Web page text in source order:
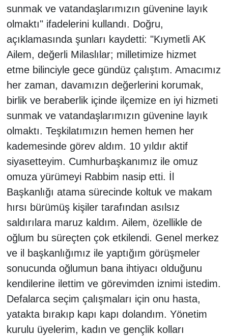
sunmak ve vatandaşlarımızın güvenine layık
olmaktı" ifadelerini kullandı. Doğru,
açıklamasında şunları kaydetti: "Kıymetli AK
Ailem, değerli Milaslılar; milletimize hizmet
etme bilinciyle gece gündüz çalıştım. Amacımız
her zaman, davamızın değerlerini korumak,
birlik ve beraberlik içinde ilçemize en iyi hizmeti
sunmak ve vatandaşlarımızın güvenine layık
olmaktı. Teşkilatımızın hemen hemen her
kademesinde görev aldım. 10 yıldır aktif
siyasetteyim. Cumhurbaşkanımız ile omuz
omuza yürümeyi Rabbim nasip etti. İl
Başkanlığı atama sürecinde koltuk ve makam
hırsı bürümüş kişiler tarafından asılsız
saldırılara maruz kaldım. Ailem, özellikle de
oğlum bu süreçten çok etkilendi. Genel merkez
ve il başkanlığımız ile yaptığım görüşmeler
sonucunda oğlumun bana ihtiyacı olduğunu
kendilerine ilettim ve görevimden iznimi istedim.
Defalarca seçim çalışmaları için onu hasta,
yatakta bırakıp kapı kapı dolandım. Yönetim
kurulu üyelerim, kadın ve gençlik kolları